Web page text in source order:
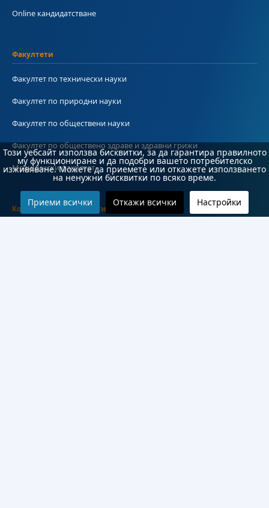
Online кандидатстване
Факултети
Факултет по технически науки
Факултет по природни науки
Факултет по обществени науки
Факултет по обществено здраве и здравни грижи
Медицински факултет
Колежи и департаменти
Този уебсайт използва бисквитки, за да гарантира правилното
му функциониране и да подобри вашето потребителско
изживяване. Можете да приемете или откажете използването
на ненужни бисквитки по всяко време.
Приеми всички Откажи всички Настройки